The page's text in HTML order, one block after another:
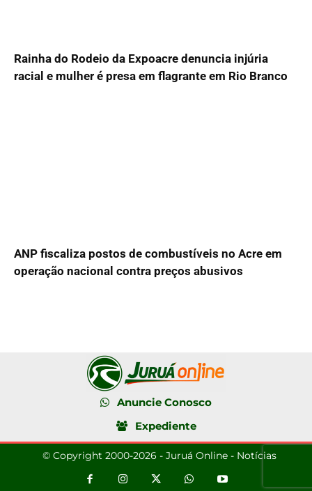
Rainha do Rodeio da Expoacre denuncia injúria
racial e mulher é presa em flagrante em Rio Branco
ANP fiscaliza postos de combustíveis no Acre em
operação nacional contra preços abusivos
Anuncie Conosco
Expediente
© Copyright 2000-2026 - Juruá Online - Notícias